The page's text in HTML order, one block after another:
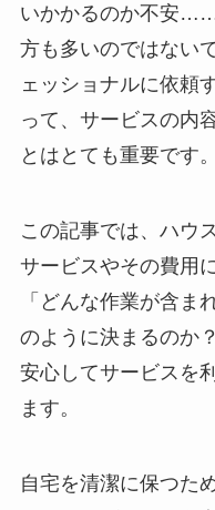
いかかるのか不安
方も多いのではない
ェッショナルに依頼
って、サービスの内
とはとても重要です。
この記事では、ハウ
サービスやその費用
「どんな作業が含ま
のように決まるのか
安心してサービスを
ます。
自宅を清潔に保つた